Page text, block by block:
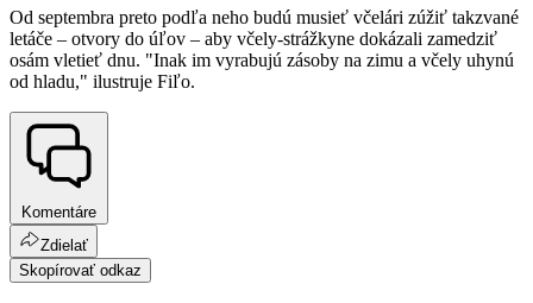
Od septembra preto podľa neho budú musieť včelári zúžiť takzvané
letáče – otvory do úľov – aby včely-strážkyne dokázali zamedziť
osám vletieť dnu. "Inak im vyrabujú zásoby na zimu a včely uhynú
od hladu," ilustruje Fiľo.
Komentáre
Zdielať
Skopírovať odkaz